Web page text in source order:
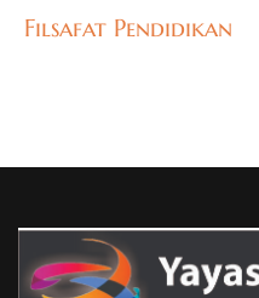
Filsafat Pendidikan